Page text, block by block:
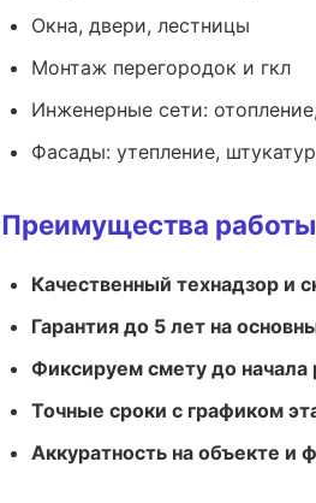
Окна, двери, лестницы
Монтаж перегородок и гкл
Инженерные сети:
Фасады: утепление,
Преимущества
Качественный технадзор и
Гарантия до 5 лет на
Фиксируем смету до начала
Точные сроки с графиком
Аккуратность на объекте и